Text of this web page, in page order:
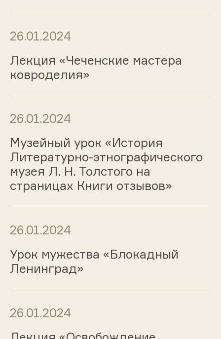
26.01.2024
Лекция «Чеченские мастера
ковроделия»
26.01.2024
Музейный урок «История
Литературно-этнографического
музея Л. Н. Толстого на
страницах Книги отзывов»
26.01.2024
Урок мужества «Блокадный
Ленинград»
26.01.2024